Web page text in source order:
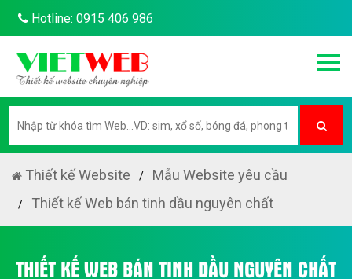
Hotline: 0915 406 986
Thiết kế Website
Mẫu Website yêu cầu
Thiết kế Web bán tinh dầu nguyên chất
THIẾT KẾ WEB BÁN TINH DẦU NGUYÊN CHẤT